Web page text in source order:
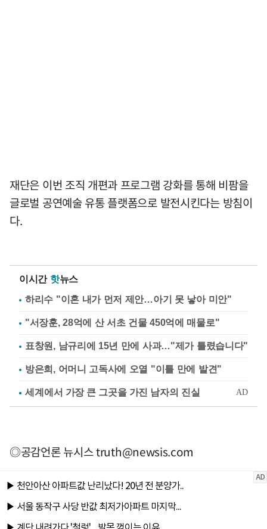
재단은 이번 조직 개편과 프로그램 강화를 통해 비팜을
글로벌 공연예술 유통 플랫폼으로 발전시킨다는 방침이
다.
이시간 핫뉴스
하리수 "이혼 내가 먼저 제안…아기 못 낳아 미안"
"서장훈, 28억에 산 서초 건물 450억에 매물로"
표창원, 남규리에 15년 만에 사과…"제가 틀렸습니다"
방은희, 어머니 고독사에 오열 "이틀 만에 발견"
◎공감언론 뉴시스truth@newsis.com